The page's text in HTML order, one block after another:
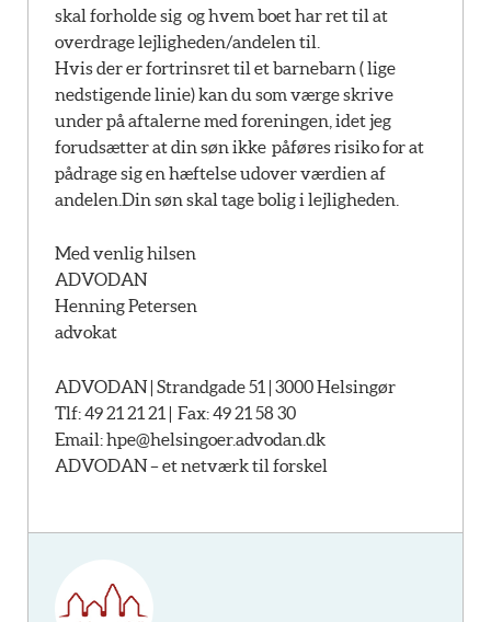
skal forholde sig og hvem boet har ret til at
overdrage lejligheden/andelen til.
Hvis der er fortrinsret til et barnebarn ( lige
nedstigende linie) kan du som værge skrive
under på aftalerne med foreningen, idet jeg
forudsætter at din søn ikke påføres risiko for at
pådrage sig en hæftelse udover værdien af
andelen.Din søn skal tage bolig i lejligheden.
Med venlig hilsen
ADVODAN
Henning Petersen
advokat
ADVODAN | Strandgade 51 | 3000 Helsingør
Tlf: 49 21 21 21 | Fax: 49 21 58 30
Email:hpe@helsingoer.advodan.dk
ADVODAN – et netværk til forskel